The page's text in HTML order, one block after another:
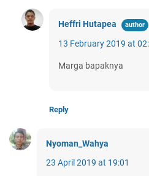
Heffri Hutapea
13 February 2019 at
Marga bapaknya
Reply
Nyoman_Wahya
23 April 2019 at 19:01